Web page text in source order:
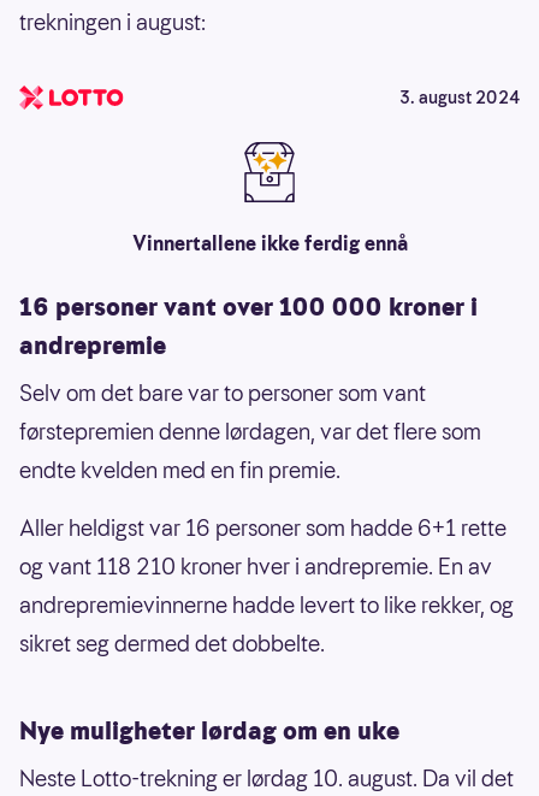
trekningen i august:
3. august 2024
Vinnertallene ikke ferdig ennå
16 personer vant over 100 000 kroner i
andrepremie
Selv om det bare var to personer som vant
førstepremien denne lørdagen, var det flere som
endte kvelden med en fin premie.
Aller heldigst var 16 personer som hadde 6+1 rette
og vant 118 210 kroner hver i andrepremie. En av
andrepremievinnerne hadde levert to like rekker, og
sikret seg dermed det dobbelte.
Nye muligheter lørdag om en uke
Neste Lotto-trekning er lørdag 10. august. Da vil det